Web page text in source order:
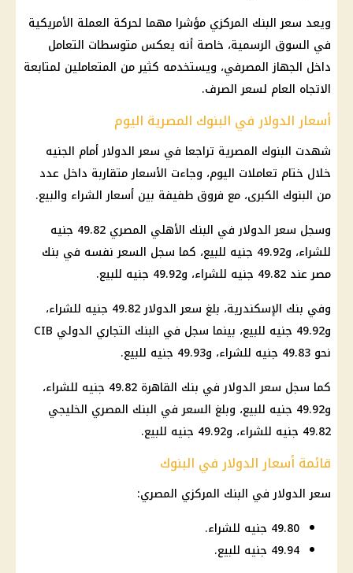
ويعد سعر البنك المركزي مؤشرا مهما لحركة العملة الأمريكية
في السوق الرسمية، خاصة أنه يعكس متوسطات التعامل
داخل الجهاز المصرفي، ويستخدمه كثير من المتعاملين لمتابعة
الاتجاه العام لسعر الصرف.
أسعار الدولار في البنوك المصرية اليوم
شهدت البنوك المصرية تراجعا في سعر الدولار أمام الجنيه
خلال ختام تعاملات اليوم، وجاءت الأسعار متقاربة داخل عدد
من البنوك الكبرى، مع فروق طفيفة بين أسعار الشراء والبيع.
وسجل سعر الدولار في البنك الأهلي المصري 49.82 جنيه
للشراء، و49.92 جنيه للبيع، كما سجل السعر نفسه في بنك
مصر عند 49.82 جنيه للشراء، و49.92 جنيه للبيع.
وفي بنك الإسكندرية، بلغ سعر الدولار 49.82 جنيه للشراء،
و49.92 جنيه للبيع، بينما سجل في البنك التجاري الدولي CIB
نحو 49.83 جنيه للشراء، و49.93 جنيه للبيع.
كما سجل سعر الدولار في بنك القاهرة 49.82 جنيه للشراء،
و49.92 جنيه للبيع، وبلغ السعر في البنك المصري الخليجي
49.82 جنيه للشراء، و49.92 جنيه للبيع.
قائمة أسعار الدولار في البنوك
سعر الدولار في البنك المركزي المصري:
49.80 جنيه للشراء.
49.94 جنيه للبيع.